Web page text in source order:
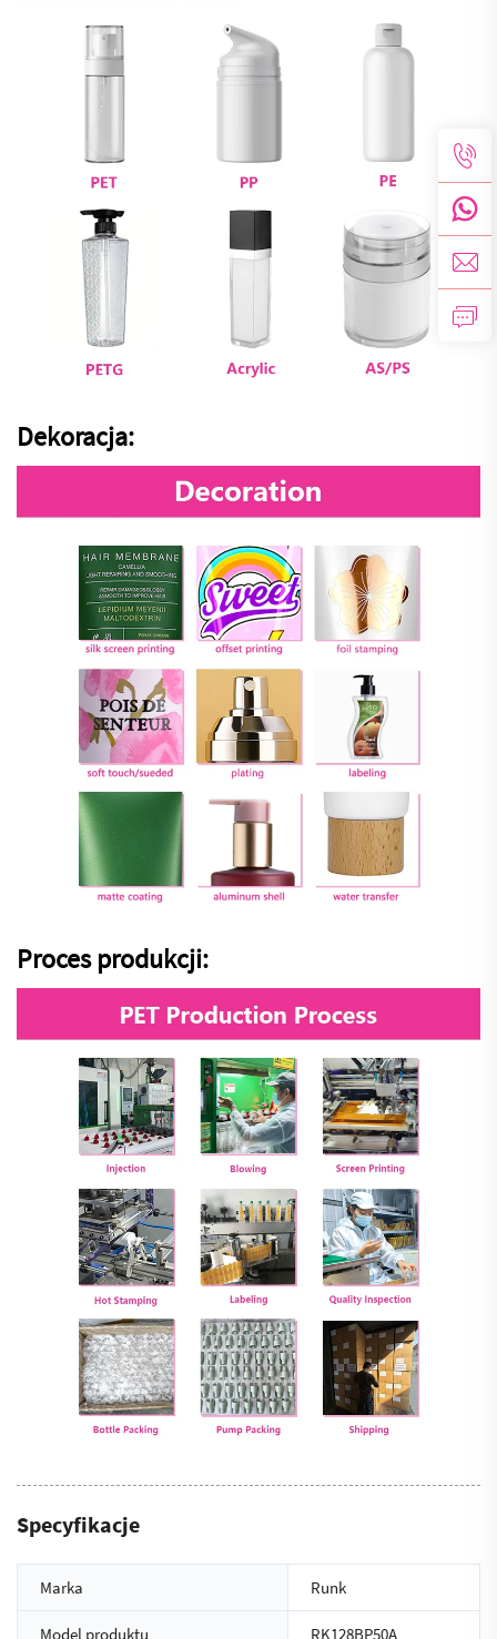
Dekoracja:
Proces produkcji:
Specyfikacje
Marka Runk
Model produktu RK128BP50A